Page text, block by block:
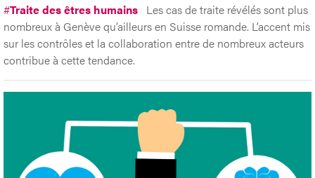
#Traite des êtres humains Les cas de traite révélés sont plus
nombreux à Genève qu’ailleurs en Suisse romande. L’accent mis
sur les contrôles et la collaboration entre de nombreux acteurs
contribue à cette tendance.